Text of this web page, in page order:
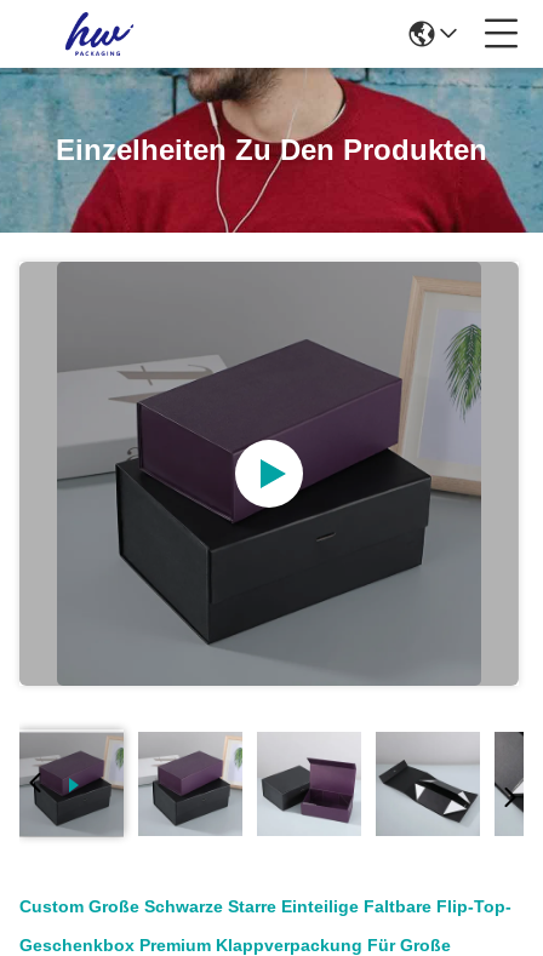
Einzelheiten Zu Den Produkten
Custom Große Schwarze Starre Einteilige Faltbare Flip-Top-
Geschenkbox Premium Klappverpackung Für Große